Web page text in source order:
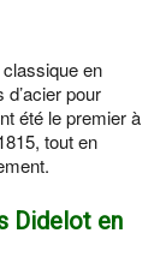
en
pour
été le premier à
tout en
Didelot en